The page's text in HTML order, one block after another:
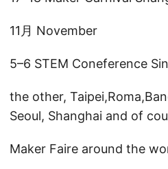
11月 November
5–6 STEM Coneference
the other,
Seoul, Shanghai and of
Maker Faire around the